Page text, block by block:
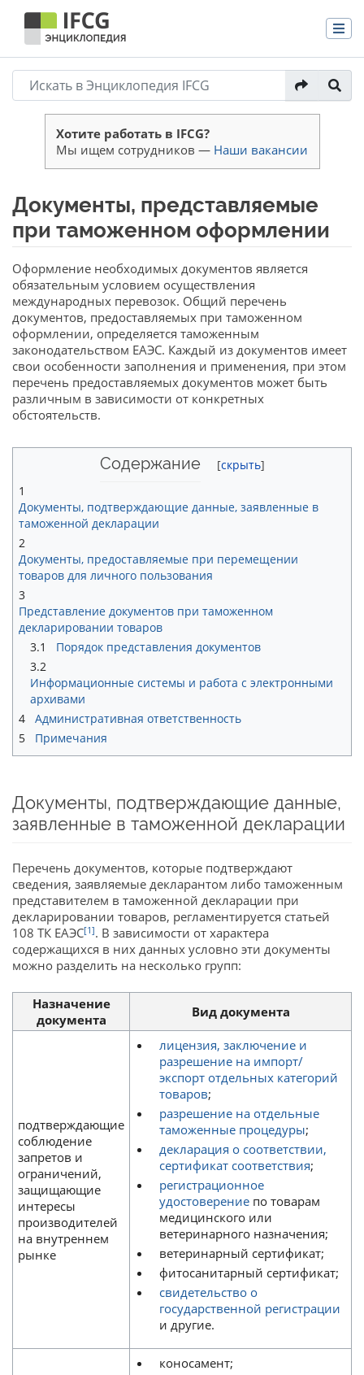
Хотите работать в IFCG?
Мы ищем сотрудников — Наши вакансии
Документы, представляемые
при таможенном оформлении
Перейти к:навигация,поиск
Оформление необходимых документов является
обязательным условием осуществления
международных перевозок. Общий перечень
документов, предоставляемых при таможенном
оформлении, определяется таможенным
законодательством ЕАЭС. Каждый из документов имеет
свои особенности заполнения и применения, при этом
перечень предоставляемых документов может быть
различным в зависимости от конкретных
обстоятельств.
Содержание
1
Документы, подтверждающие данные, заявленные в
таможенной декларации
2
Документы, предоставляемые при перемещении
товаров для личного пользования
3
Представление документов при таможенном
декларировании товаров
3.1
Порядок представления документов
3.2
Информационные системы и работа с электронными
архивами
4
Административная ответственность
5
Примечания
Документы, подтверждающие данные,
заявленные в таможенной декларации
Перечень документов, которые подтверждают
сведения, заявляемые декларантом либо таможенным
представителем в таможенной декларации при
декларировании товаров, регламентируется статьей
108 ТК ЕАЭС[1]. В зависимости от характера
содержащихся в них данных условно эти документы
можно разделить на несколько групп:
Назначение
документа
Вид документа
подтверждающие
соблюдение
запретов и
ограничений,
защищающие
интересы
производителей
на внутреннем
рынке
лицензия, заключение и
разрешение на импорт/
экспорт отдельных категорий
товаров;
разрешение на отдельные
таможенные процедуры;
декларация о соответствии,
сертификат соответствия;
регистрационное
удостоверение по товарам
медицинского или
ветеринарного назначения;
ветеринарный сертификат;
фитосанитарный сертификат;
cвидетельство о
государственной регистрации
и другие.
коносамент;